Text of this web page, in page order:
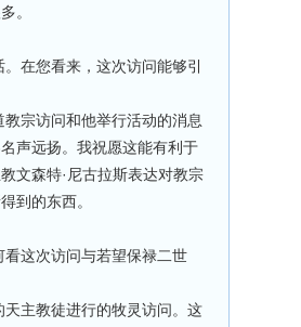
。
在您看来，这次访问能够引
宗访问和他举行活动的消息
声远扬。我祝愿这能有利于
文森特·尼古拉斯表达对教宗
到的东西。
这次访问与若望保禄二世
主教徒进行的牧灵访问。这